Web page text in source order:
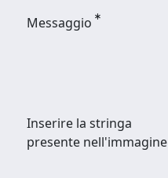
Messaggio
Inserire la stringa
presente nell'immagine